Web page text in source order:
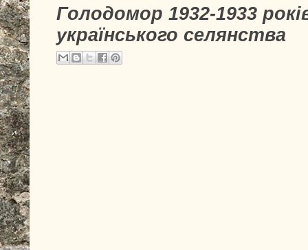
Голодомор 1932-1933
українського селянства